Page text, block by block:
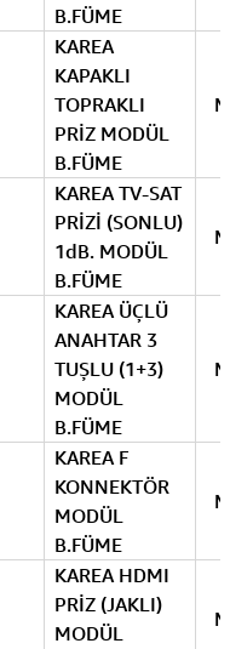
B.FÜME
KAREA
KAPAKLI
TOPRAKLI
PRİZ MODÜL
B.FÜME
KAREA TV-SAT
PRİZİ (SONLU)
1dB. MODÜL
B.FÜME
KAREA ÜÇLÜ
ANAHTAR 3
TUŞLU (1+3)
MODÜL
B.FÜME
KAREA F
KONNEKTÖR
MODÜL
B.FÜME
KAREA HDMI
PRİZ (JAKLI)
MODÜL